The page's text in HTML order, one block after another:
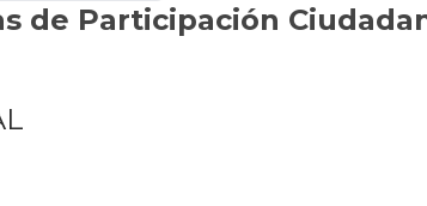
de Participación